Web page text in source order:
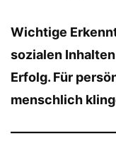
Wichtige
sozialen
Erfolg. Für
menschlich